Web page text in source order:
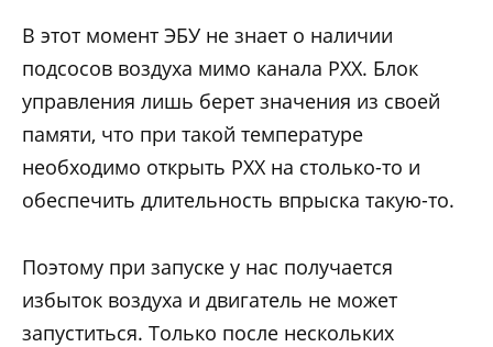
В этот момент ЭБУ не знает о наличии
подсосов воздуха мимо канала РХХ. Блок
управления лишь берет значения из своей
памяти, что при такой температуре
необходимо открыть РХХ на столько-то и
обеспечить длительность впрыска такую-то.
Поэтому при запуске у нас получается
избыток воздуха и двигатель не может
запуститься. Только после нескольких